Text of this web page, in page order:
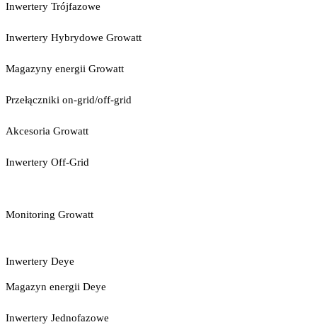
Inwertery Trójfazowe
Inwertery Hybrydowe Growatt
Magazyny energii Growatt
Przełączniki on-grid/off-grid
Akcesoria Growatt
Inwertery Off-Grid
Monitoring Growatt
Inwertery Deye
Magazyn energii Deye
Inwertery Jednofazowe